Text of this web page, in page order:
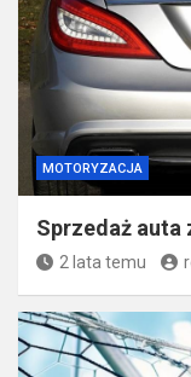
MOTORYZACJA
Sprzedaż auta
2 lata temu